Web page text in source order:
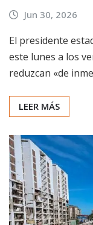
Jun 30, 2026
El presidente
este lunes a los
reduzcan «de
LEER MÁS